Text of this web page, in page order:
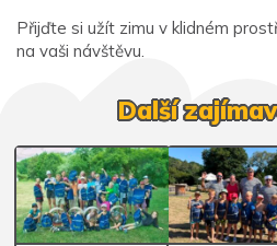
Přijďte si užít zimu v klidném
na vaši návštěvu.
Další